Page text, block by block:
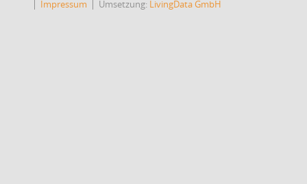
Impressum
Umsetzung: LivingData GmbH